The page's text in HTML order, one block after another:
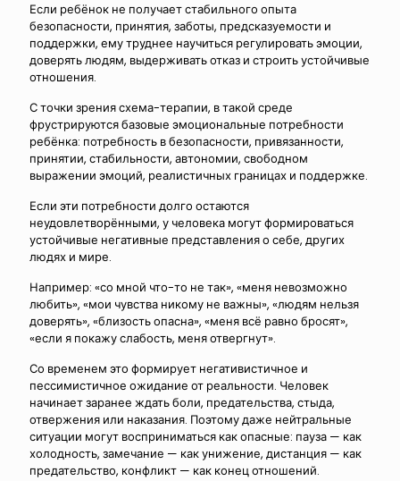
Если ребёнок не получает стабильного опыта
безопасности, принятия, заботы, предсказуемости и
поддержки, ему труднее научиться регулировать эмоции,
доверять людям, выдерживать отказ и строить устойчивые
отношения.
С точки зрения схема-терапии, в такой среде
фрустрируются базовые эмоциональные потребности
ребёнка: потребность в безопасности, привязанности,
принятии, стабильности, автономии, свободном
выражении эмоций, реалистичных границах и поддержке.
Если эти потребности долго остаются
неудовлетворёнными, у человека могут формироваться
устойчивые негативные представления о себе, других
людях и мире.
Например: «со мной что-то не так», «меня невозможно
любить», «мои чувства никому не важны», «людям нельзя
доверять», «близость опасна», «меня всё равно бросят»,
«если я покажу слабость, меня отвергнут».
Со временем это формирует негативистичное и
пессимистичное ожидание от реальности. Человек
начинает заранее ждать боли, предательства, стыда,
отвержения или наказания. Поэтому даже нейтральные
ситуации могут восприниматься как опасные: пауза — как
холодность, замечание — как унижение, дистанция — как
предательство, конфликт — как конец отношений.